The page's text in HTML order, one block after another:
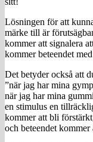
Lösningen för att
märke till är
kommer att signalera
kommer beteendet
Det betyder också att
”när jag har mina
när jag har mina
en stimulus en
kommer att bli
och beteendet